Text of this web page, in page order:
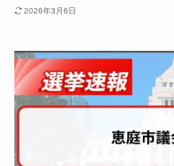
2026年3月6日